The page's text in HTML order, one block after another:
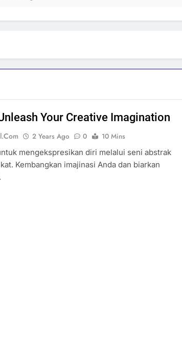
Your Creative Imagination
2 Years Ago 0
10 Mins
mengekspresikan diri melalui seni abstrak
Kembangkan imajinasi Anda dan biarkan